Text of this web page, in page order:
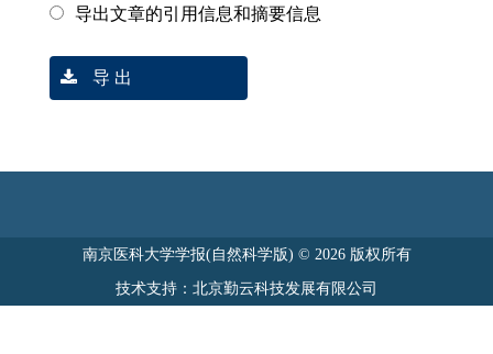
导出文章的引用信息和摘要信息
导 出
南京医科大学学报(自然科学版) © 2026 版权所有
技术支持：北京勤云科技发展有限公司